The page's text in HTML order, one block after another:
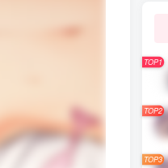
TOP1
TOP2
TOP3